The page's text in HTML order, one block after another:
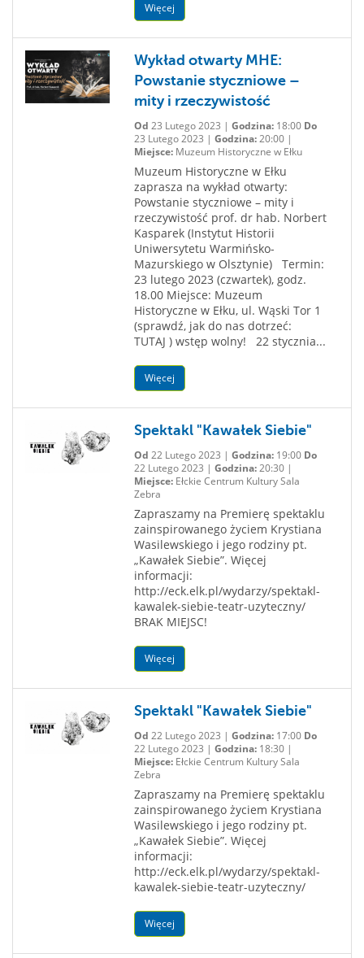
Więcej
Wykład otwarty MHE:
Powstanie styczniowe –
mity i rzeczywistość
Od 23 Lutego 2023 | Godzina:18:00 Do
23 Lutego 2023 | Godzina:20:00 |
Miejsce:Muzeum Historyczne w Ełku
Muzeum Historyczne w Ełku
zaprasza na wykład otwarty:
Powstanie styczniowe – mity i
rzeczywistość prof. dr hab. Norbert
Kasparek (Instytut Historii
Uniwersytetu Warmińsko-
Mazurskiego w Olsztynie) Termin:
23 lutego 2023 (czwartek), godz.
18.00 Miejsce: Muzeum
Historyczne w Ełku, ul. Wąski Tor 1
(sprawdź, jak do nas dotrzeć:
TUTAJ ) wstęp wolny! 22 stycznia...
Więcej
Spektakl "Kawałek Siebie"
Od 22 Lutego 2023 | Godzina:19:00 Do
22 Lutego 2023 | Godzina:20:30 |
Miejsce:Ełckie Centrum Kultury Sala
Zebra
Zapraszamy na Premierę spektaklu
zainspirowanego życiem Krystiana
Wasilewskiego i jego rodziny pt.
„Kawałek Siebie”. Więcej
informacji:
http://eck.elk.pl/wydarzy/spektakl-
kawalek-siebie-teatr-uzyteczny/
BRAK MIEJSC!
Więcej
Spektakl "Kawałek Siebie"
Od 22 Lutego 2023 | Godzina:17:00 Do
22 Lutego 2023 | Godzina:18:30 |
Miejsce:Ełckie Centrum Kultury Sala
Zebra
Zapraszamy na Premierę spektaklu
zainspirowanego życiem Krystiana
Wasilewskiego i jego rodziny pt.
„Kawałek Siebie”. Więcej
informacji:
http://eck.elk.pl/wydarzy/spektakl-
kawalek-siebie-teatr-uzyteczny/
Więcej